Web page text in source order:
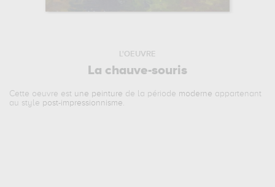
L'OEUVRE
La chauve-souris
Cette oeuvre est une peinture de la période moderne appartenant
au style post-impressionnisme